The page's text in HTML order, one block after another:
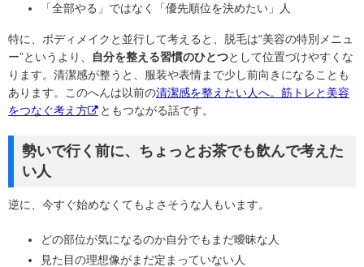
「全部やる」ではなく「優先順位を決めたい」人
特に、ボディメイクと並行して考えると、脱毛は“美容の特別メニュ
ー”というより、
自分を整える習慣のひとつとして位置づけやすくな
ります。清潔感が整うと、服装や表情まで少し前向きになることも
あります。このへんは以前の清潔感を整えたい人へ。筋トレと美容
をつなぐ考え方
ともつながる話です。
勢いで行く前に、ちょっとお茶でも飲んで考えた
い人
逆に、今すぐ始めなくてもよさそうな人もいます。
どの部位が気になるのか自分でもまだ曖昧な人
見た目の理想像がまだ定まっていない人